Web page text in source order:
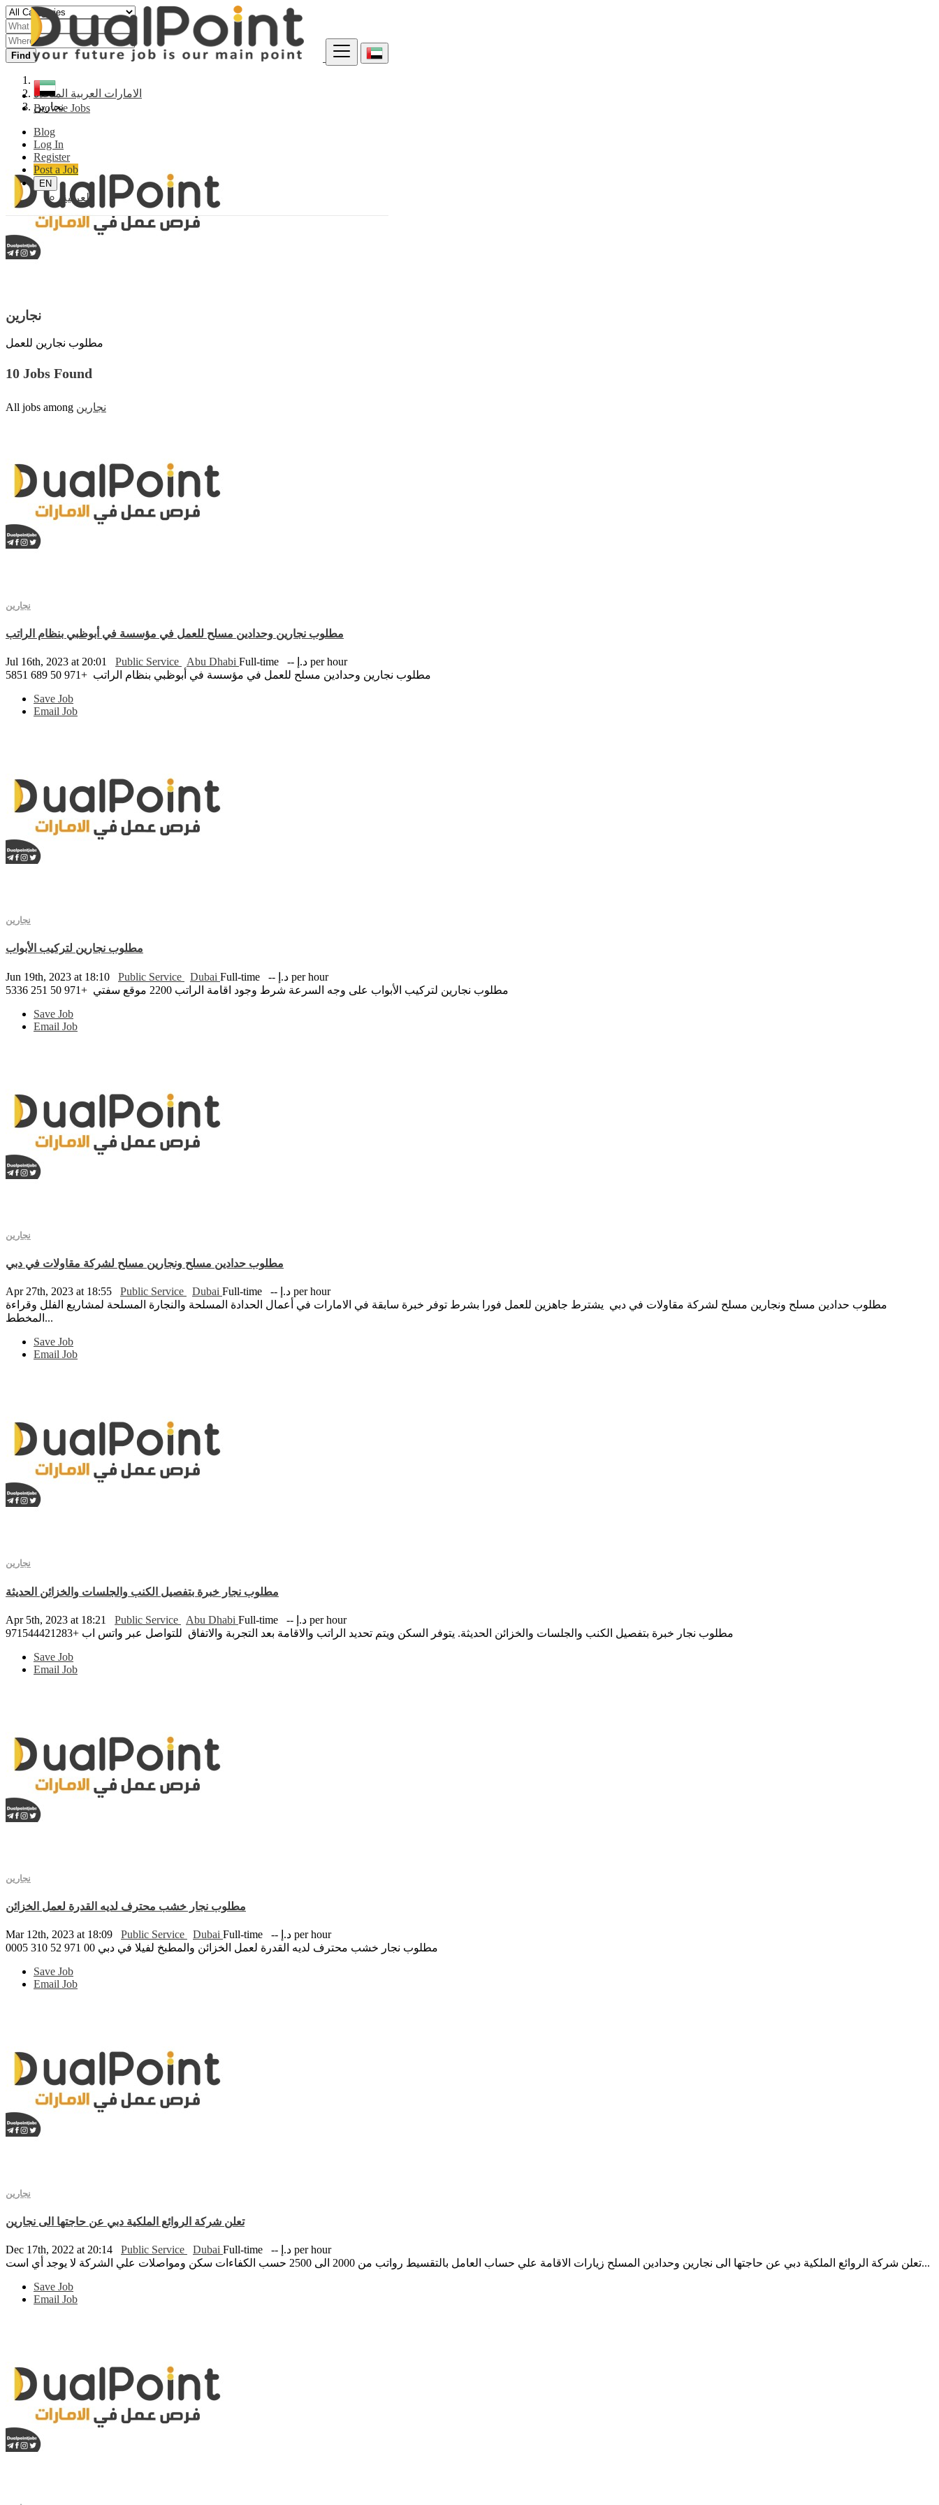
Browse Jobs
Blog
Log In
Register
Post a Job
EN
العربية
Find
الامارات العربية المتحدة
نجارين
نجارين
مطلوب نجارين للعمل
10 Jobs Found
All jobs among نجارين
نجارين
مطلوب نجارين وحدادين مسلح للعمل في مؤسسة في أبوظبي بنظام الراتب
Jul 16th, 2023 at 20:01 Public Service Abu Dhabi Full-time
-- د.إ per hour
مطلوب نجارين وحدادين مسلح للعمل في مؤسسة في أبوظبي بنظام الراتب +971 50 689 5851
Save Job
Email Job
نجارين
مطلوب نجارين لتركيب الأبواب
Jun 19th, 2023 at 18:10 Public Service Dubai Full-time
-- د.إ per hour
مطلوب نجارين لتركيب الأبواب على وجه السرعة شرط وجود اقامة الراتب 2200 موقع سفتي +971 50 251 5336
Save Job
Email Job
نجارين
مطلوب حدادين مسلح ونجارين مسلح لشركة مقاولات في دبي
Apr 27th, 2023 at 18:55 Public Service Dubai Full-time
-- د.إ per hour
مطلوب حدادين مسلح ونجارين مسلح لشركة مقاولات في دبي يشترط جاهزين للعمل فورا بشرط توفر خبرة سابقة في الامارات في أعمال الحدادة المسلحة والنجارة المسلحة لمشاريع الفلل وقراءة
المخطط...
Save Job
Email Job
نجارين
مطلوب نجار خبرة بتفصيل الكنب والجلسات والخزائن الحديثة
Apr 5th, 2023 at 18:21 Public Service Abu Dhabi Full-time
-- د.إ per hour
مطلوب نجار خبرة بتفصيل الكنب والجلسات والخزائن الحديثة. يتوفر السكن ويتم تحديد الراتب والاقامة بعد التجربة والاتفاق للتواصل عبر واتس اب +971544421283
Save Job
Email Job
نجارين
مطلوب نجار خشب محترف لديه القدرة لعمل الخزائن
Mar 12th, 2023 at 18:09 Public Service Dubai Full-time
-- د.إ per hour
مطلوب نجار خشب محترف لديه القدرة لعمل الخزائن والمطبخ لفيلا في دبي 00 971 52 310 0005
Save Job
Email Job
نجارين
تعلن شركة الروائع الملكية دبي عن حاجتها الى نجارين
Dec 17th, 2022 at 20:14 Public Service Dubai Full-time
-- د.إ per hour
تعلن شركة الروائع الملكية دبي عن حاجتها الى نجارين وحدادين المسلح زيارات الاقامة علي حساب العامل بالتقسيط رواتب من 2000 الى 2500 حسب الكفاءات سكن ومواصلات علي الشركة لا يوجد أي است...
Save Job
Email Job